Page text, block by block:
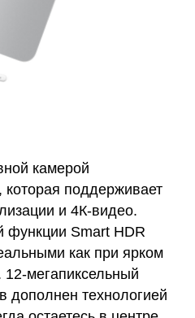
камерой
поддерживает
и 4К-видео.
функции Smart HDR
как при ярком
12-мегапиксельный
дополнен технологией